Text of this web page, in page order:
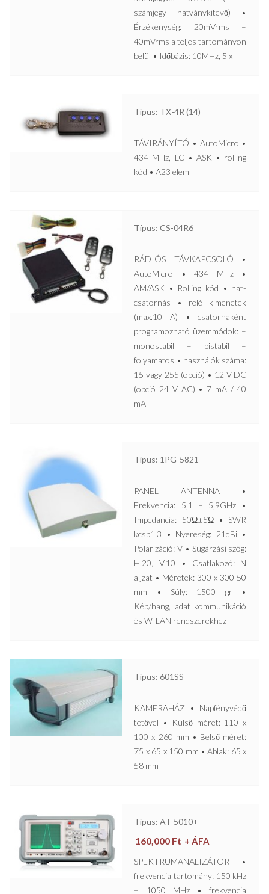
számjegy hatványkitevő) •
Érzékenység: 20mVrms –
40mVrms a teljes tartományon
belül • Időbázis: 10MHz, 5 x
Típus: TX-4R (14)
TÁVIRÁNYÍTÓ • AutoMicro •
434 MHz, LC • ASK • rolling
kód • A23 elem
Típus: CS-04R6
RÁDIÓS TÁVKAPCSOLÓ •
AutoMicro • 434 MHz •
AM/ASK • Rolling kód • hat-
csatornás • relé kimenetek
(max.10 A) • csatornaként
programozható üzemmódok: –
monostabil – bistabil –
folyamatos • használók száma:
15 vagy 255 (opció) • 12 V DC
(opció 24 V AC) • 7 mA / 40
mA
Típus: 1PG-5821
PANEL ANTENNA •
Frekvencia: 5,1 – 5,9GHz •
Impedancia: 50Ώ±5Ώ • SWR
kcsb1,3 • Nyereség: 21dBi •
Polarizáció: V • Sugárzási szög:
H.20, V.10 • Csatlakozó: N
aljzat • Méretek: 300 x 300 50
mm • Súly: 1500 gr •
Kép/hang, adat kommunikáció
és W-LAN rendszerekhez
Típus: 601SS
KAMERAHÁZ • Napfényvédő
tetővel • Külső méret: 110 x
100 x 260 mm • Belső méret:
75 x 65 x 150 mm • Ablak: 65 x
58 mm
Típus: AT-5010+
160,000 Ft + ÁFA
SPEKTRUMANALIZÁTOR •
frekvencia tartomány: 150 kHz
– 1050 MHz • frekvencia